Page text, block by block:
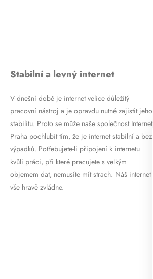
Stabilní a levný internet
V dnešní době je internet velice důležitý
pracovní nástroj a je opravdu nutné zajistit jeho
stabilitu. Proto se může naše společnost Internet
Praha pochlubit tím, že je internet stabilní a bez
výpadků. Potřebujete-li připojení k internetu
kvůli práci, při které pracujete s velkým
objemem dat, nemusíte mít strach. Náš internet
vše hravě zvládne.